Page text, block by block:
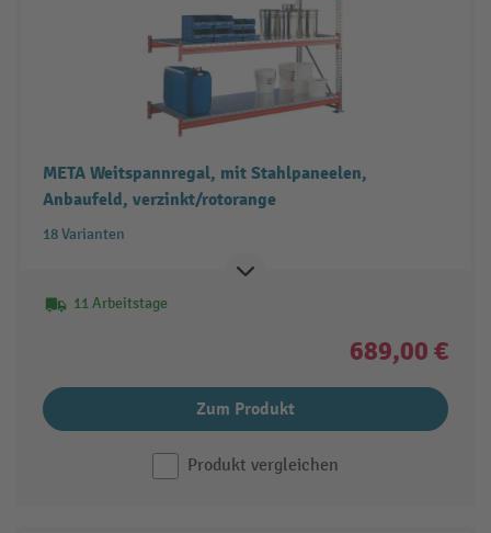
META Weitspannregal, mit Stahlpaneelen,
Anbaufeld, verzinkt/rotorange
18 Varianten
11 Arbeitstage
689,00 €
Zum Produkt
Produkt vergleichen